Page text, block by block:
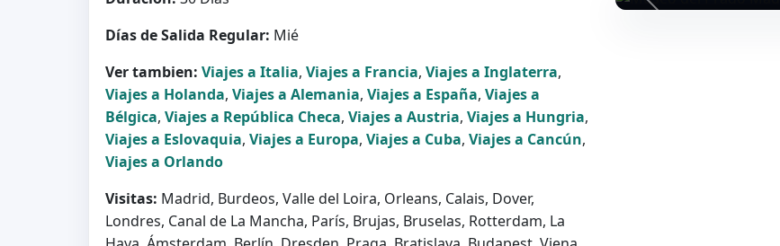
Días de Salida Regular: Mié
Ver tambien: Viajes a Italia,Viajes a Francia,Viajes a Inglaterra,
Viajes a Holanda,Viajes a Alemania,Viajes a España,Viajes a
Bélgica,Viajes a República Checa,Viajes a Austria,Viajes a Hungria,
Viajes a Eslovaquia,Viajes a Europa,Viajes a Cuba,Viajes a Cancún,
Viajes a Orlando
Visitas: Madrid, Burdeos, Valle del Loira, Orleans, Calais, Dover,
Londres, Canal de La Mancha, París, Brujas, Bruselas, Rotterdam, La